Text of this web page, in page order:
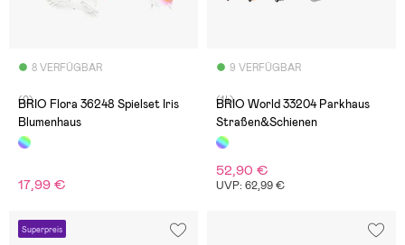
8 VERFÜGBAR
(0)
BRIO Flora 36248 Spielset Iris
Blumenhaus
17,99 €
9 VERFÜGBAR
(14)
BRIO World 33204 Parkhaus
Straßen&Schienen
52,90 €
UVP: 62,99 €
Superpreis